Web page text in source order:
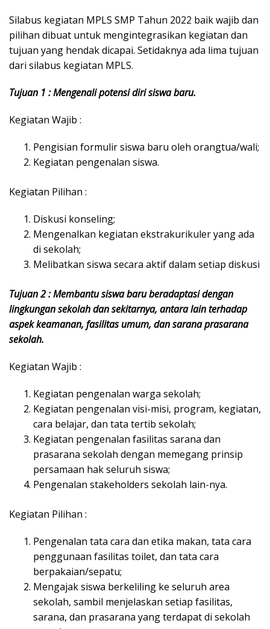
Silabus kegiatan MPLS SMP Tahun 2022 baik wajib dan
pilihan dibuat untuk mengintegrasikan kegiatan dan
tujuan yang hendak dicapai. Setidaknya ada lima tujuan
dari silabus kegiatan MPLS.
Tujuan 1 : Mengenali potensi diri siswa baru.
Kegiatan Wajib :
Pengisian formulir siswa baru oleh orangtua/wali;
Kegiatan pengenalan siswa.
Kegiatan Pilihan :
Diskusi konseling;
Mengenalkan kegiatan ekstrakurikuler yang ada
di sekolah;
Melibatkan siswa secara aktif dalam setiap diskusi
Tujuan 2 : Membantu siswa baru beradaptasi dengan
lingkungan sekolah dan sekitarnya, antara lain terhadap
aspek keamanan, fasilitas umum, dan sarana prasarana
sekolah.
Kegiatan Wajib :
Kegiatan pengenalan warga sekolah;
Kegiatan pengenalan visi-misi, program, kegiatan,
cara belajar, dan tata tertib sekolah;
Kegiatan pengenalan fasilitas sarana dan
prasarana sekolah dengan memegang prinsip
persamaan hak seluruh siswa;
Pengenalan stakeholders sekolah lain-nya.
Kegiatan Pilihan :
Pengenalan tata cara dan etika makan, tata cara
penggunaan fasilitas toilet, dan tata cara
berpakaian/sepatu;
Mengajak siswa berkeliling ke seluruh area
sekolah, sambil menjelaskan setiap fasilitas,
sarana, dan prasarana yang terdapat di sekolah